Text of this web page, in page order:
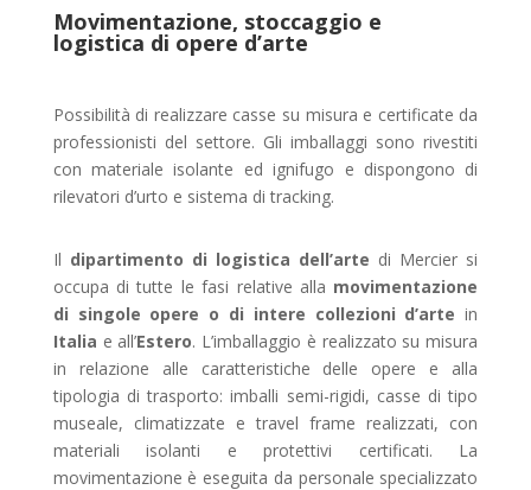
Movimentazione, stoccaggio e
logistica di opere d’arte
Possibilità di realizzare casse su misura e certificate da
professionisti del settore. Gli imballaggi sono rivestiti
con materiale isolante ed ignifugo e dispongono di
rilevatori d’urto e sistema di tracking.
Il dipartimento di logistica dell’arte di Mercier si
occupa di tutte le fasi relative alla movimentazione
di singole opere o di intere collezioni d’arte in
Italia e all’Estero. L’imballaggio è realizzato su misura
in relazione alle caratteristiche delle opere e alla
tipologia di trasporto: imballi semi-rigidi, casse di tipo
museale, climatizzate e travel frame realizzati, con
materiali isolanti e protettivi certificati. La
movimentazione è eseguita da personale specializzato